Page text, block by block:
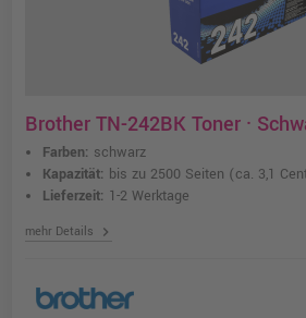
Brother TN-242BK Toner ·
Farben: schwarz
Kapazität: bis zu 2500 Seiten (ca. 3,1
Lieferzeit: 1-2 Werktage
mehr Details chevron_right